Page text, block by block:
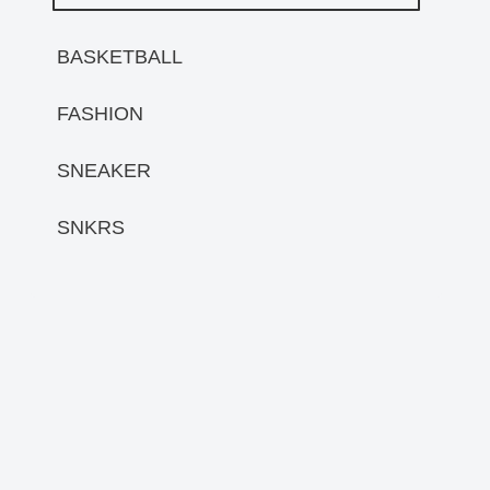
BASKETBALL
FASHION
SNEAKER
SNKRS